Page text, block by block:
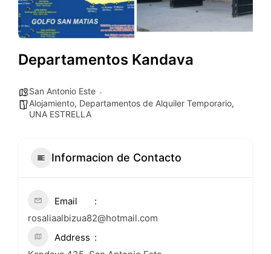
Departamentos Kandava
San Antonio Este
Alojamiento, Departamentos de Alquiler Temporario,
UNA ESTRELLA
Informacion de Contacto
Email
rosaliaalbizua82@hotmail.com
Address